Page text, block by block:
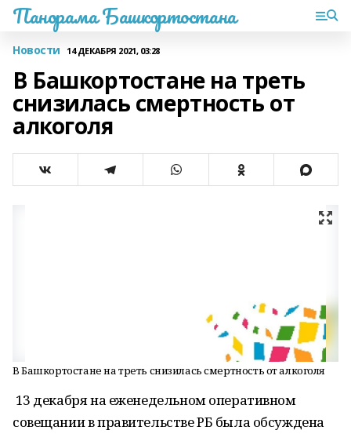
Панорама Башкортостана
Новости 14 ДЕКАБРЯ 2021, 03:28
В Башкортостане на треть
снизилась смертность от
алкоголя
В Башкортостане на треть снизилась смертность от алкоголя
13 декабря на еженедельном оперативном
совещании в правительстве РБ была обсуждена